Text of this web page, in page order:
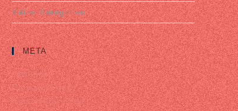
Keine Kategorien
META
Anmelden
Eintrags-Feed
Kommentar-Feed